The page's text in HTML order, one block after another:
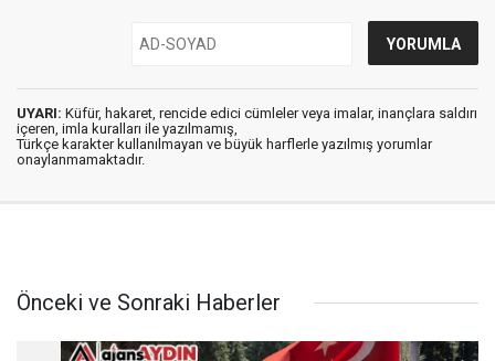
UYARI: Küfür, hakaret, rencide edici cümleler veya imalar, inançlara saldırı
içeren, imla kuralları ile yazılmamış,
Türkçe karakter kullanılmayan ve büyük harflerle yazılmış yorumlar
onaylanmamaktadır.
Önceki ve Sonraki Haberler